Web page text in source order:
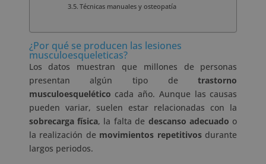
Técnicas manuales y osteopatía
¿Por qué se producen las lesiones
musculoesqueleticas?
Los datos muestran que millones de personas
presentan algún tipo detrastorno
musculoesquelético cada año. Aunque las causas
pueden variar, suelen estar relacionadas con la
sobrecarga física, la falta de descanso adecuado o
la realización de movimientos repetitivosdurante
largos periodos.